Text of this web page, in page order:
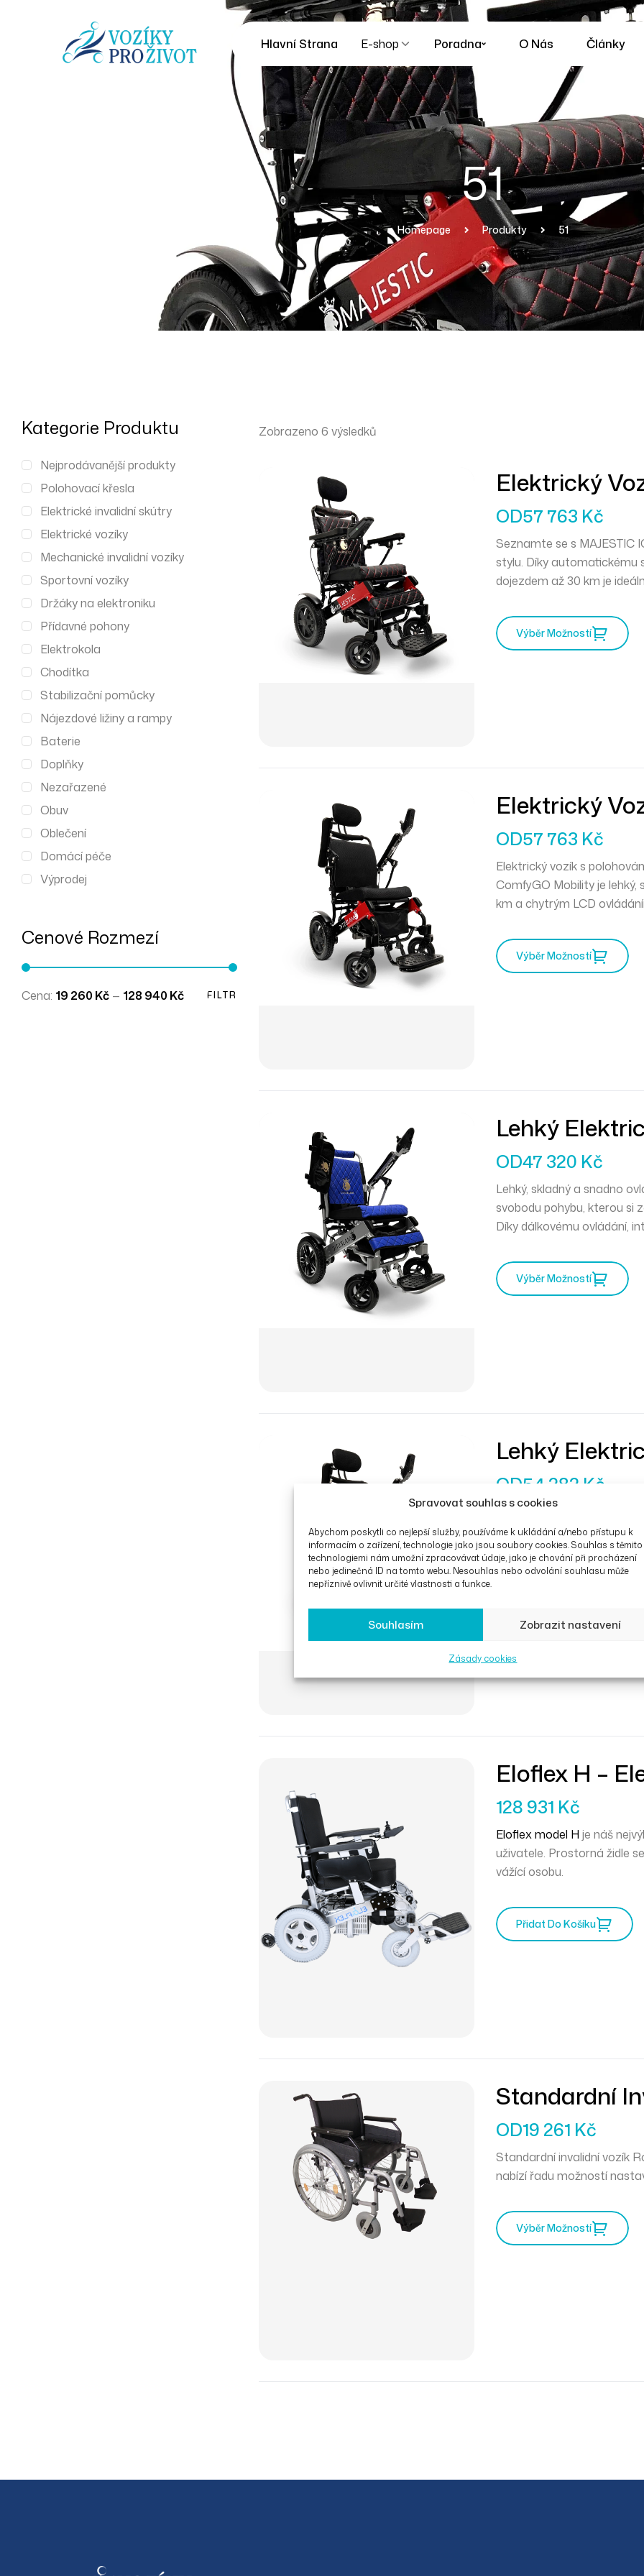
Spravovat souhlas s cookies
Abychom poskytli co nejlepší služby, používáme k ukládání a/nebo přístupu k
informacím o zařízení, technologie jako jsou soubory cookies. Souhlas s těmito
technologiemi nám umožní zpracovávat údaje, jako je chování při procházení
nebo jedinečná ID na tomto webu. Nesouhlas nebo odvolání souhlasu může
nepříznivě ovlivnit určité vlastnosti a funkce.
Souhlasím Zobrazit nastavení
Zásady cookies
Hlavní Strana E-shop Poradna O Nás Články
51
Homepage Produkty 51
Zobrazeno 6 výsledků
Elektrický
MAJESTIC
OD57 763 Kč
Seznamte se s MAJESTIC
stylu. Díkyautomatickému
dojezdem až 30 km je
komfort, bezpečí a
Výběr Možností
Elektrický
Opěradla
OD57 763 Kč
Elektrický vozík s
ComfyGO Mobilityje lehký,
km a chytrým LCD
Výběr Možností
Lehký
Ovládáním
OD47 320 Kč
Lehký, skladný a snadno
svobodu pohybu, kterou si
Díkydálkovému ovládání,
Vozík se snadno skládá, má
pro maximální pohodlí.
vás nezpomalí.
Výběr Možností
Lehký
9000
OD54 282 Kč
Představuje nový standard
společnosti ComfyGO.
moderním joystickem s
pevný rám z leteckého
Eloflex H –
128 931 Kč
Eloflex model H je náš
uživatele. Prostorná židle
vážící osobu.
Přidat Do Košíku
Standardní
OD19 261 Kč
Standardní invalidní vozík
nabízí řadu možností
Výběr Možností
Kategorie Produktu
Nejprodávanější produkty
Polohovací křesla
Elektrické invalidní skútry
Elektrické vozíky
Mechanické invalidní vozíky
Sportovní vozíky
Držáky na elektroniku
Přídavné pohony
Elektrokola
Chodítka
Stabilizační pomůcky
Nájezdové ližiny a rampy
Baterie
Doplňky
Nezařazené
Obuv
Oblečení
Domácí péče
Výprodej
Cenové Rozmezí
FILTR
Cena: 19 260 Kč — 128 940 Kč